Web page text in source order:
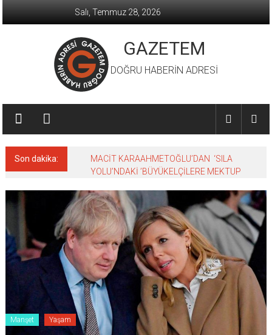
Salı, Temmuz 28, 2026
GAZETEM
DOĞRU HABERİN ADRESİ
Son dakika:
MACİT KARAAHMETOĞLU’DAN ‘SILA
YOLU’NDAKİ ’BÜYÜKELÇİLERE MEKTUP
Manşet Yaşam